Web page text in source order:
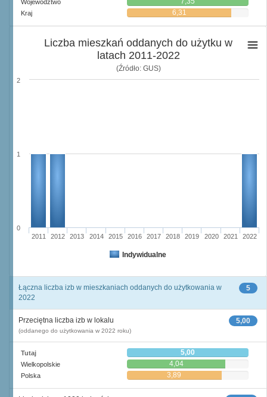
Województwo
Kraj 6,31
Liczba mieszkań oddanych do użytku w
latach 2011-2022
(Źródło: GUS)
Indywidualne
2011 2012 2013 2014 2015 2016 2017 2018 2019 2020 2021 2022
0
1
2
5
Łączna liczba izb w mieszkaniach oddanych do użytkowania w
2022
5,00
Przeciętna liczba izb w lokalu
(oddanego do użytkowania w 2022 roku)
Tutaj 5,00
Wielkopolskie 4,04
Polska 3,89